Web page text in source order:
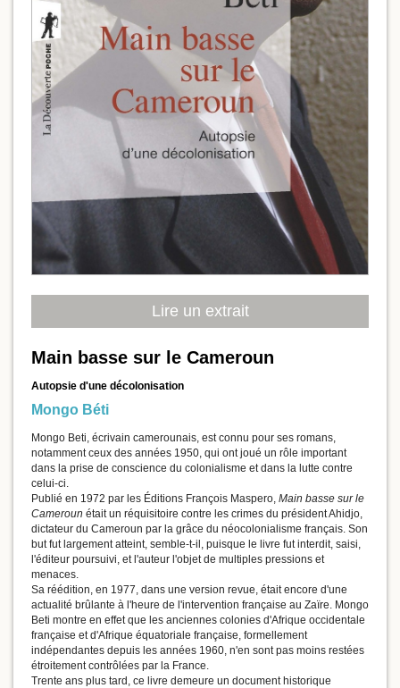
Lire un extrait
Main basse sur le Cameroun
Autopsie d'une décolonisation
Mongo Béti
Mongo Beti, écrivain camerounais, est connu pour ses romans,
notamment ceux des années 1950, qui ont joué un rôle important
dans la prise de conscience du colonialisme et dans la lutte contre
celui-ci.
Publié en 1972 par les Éditions François Maspero, Main basse sur le
Cameroun était un réquisitoire contre les crimes du président Ahidjo,
dictateur du Cameroun par la grâce du néocolonialisme français. Son
but fut largement atteint, semble-t-il, puisque le livre fut interdit, saisi,
l'éditeur poursuivi, et l'auteur l'objet de multiples pressions et
menaces.
Sa réédition, en 1977, dans une version revue, était encore d'une
actualité brûlante à l'heure de l'intervention française au Zaïre. Mongo
Beti montre en effet que les anciennes colonies d'Afrique occidentale
française et d'Afrique équatoriale française, formellement
indépendantes depuis les années 1960, n'en sont pas moins restées
étroitement contrôlées par la France.
Trente ans plus tard, ce livre demeure un document historique